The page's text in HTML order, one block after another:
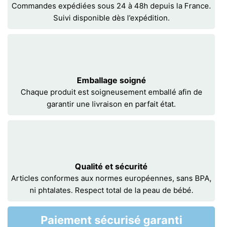
Commandes expédiées sous 24 à 48h depuis la France.
Suivi disponible dès l’expédition.
Emballage soigné
Chaque produit est soigneusement emballé afin de
garantir une livraison en parfait état.
Qualité et sécurité
Articles conformes aux normes européennes, sans BPA,
ni phtalates. Respect total de la peau de bébé.
Paiement sécurisé garanti